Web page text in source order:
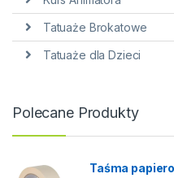
Tatuaże Brokatowe
Tatuaże dla Dzieci
Polecane Produkty
Taśma